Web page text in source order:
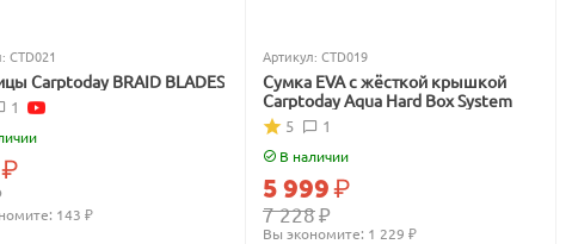
CTD021
Carptoday BRAID BLADES
1
₽
143 ₽
Артикул: CTD019
Сумка EVA с жёсткой крышкой
Carptoday Aqua Hard Box System
1
5
В наличии
7 228₽
5 999₽
Вы экономите: 1 229 ₽